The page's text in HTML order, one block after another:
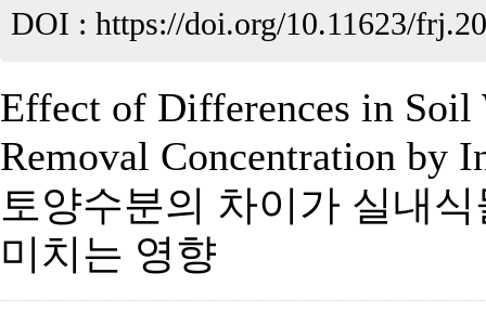
DOI : https://doi.org/10.11623/
Effect of Differences in Soil
Removal Concentration by
토양수분의 차이가 실내
미치는 영향